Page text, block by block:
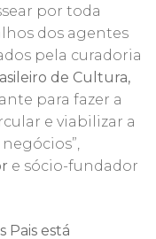
por toda
dos agentes
pela curadoria
de Cultura,
para fazer a
e viabilizar a
e sócio-fundador
Pais está